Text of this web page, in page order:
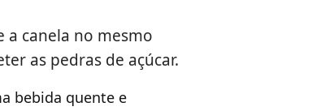
a canela no mesmo
as pedras de açúcar.
bebida quente e